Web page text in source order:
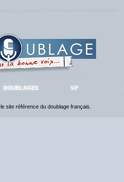
DOUBLAGES V.F
, le site référence du doublage français.